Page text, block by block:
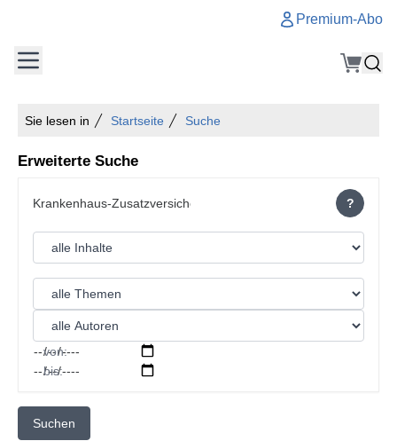
Premium-Abo
Sie lesen in Startseite Suche
Erweiterte Suche
?
von:
bis:
Suchen